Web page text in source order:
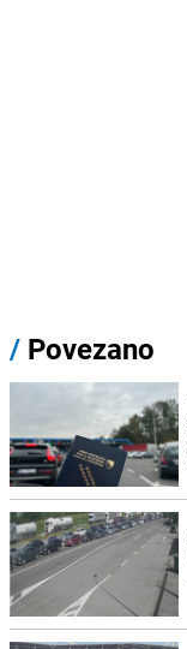
/ Povezano